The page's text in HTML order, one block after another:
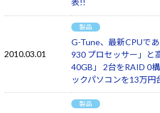
表!!
2010.03.01
製品
G-Tune、最新CPUで
930 プロセッサー」と
40GB」 2台をRAID 0
ックパソコンを13万円
製品